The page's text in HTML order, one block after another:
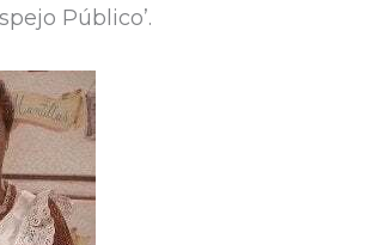
Público’.